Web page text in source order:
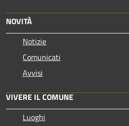
NOVITÀ
Notizie
Comunicati
Avvisi
VIVERE IL COMUNE
Luoghi